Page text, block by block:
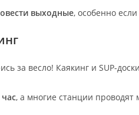
выходные, особенно
за весло! Каякинг и SUP-
, а многие станции проводят